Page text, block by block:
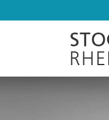
Inhalt